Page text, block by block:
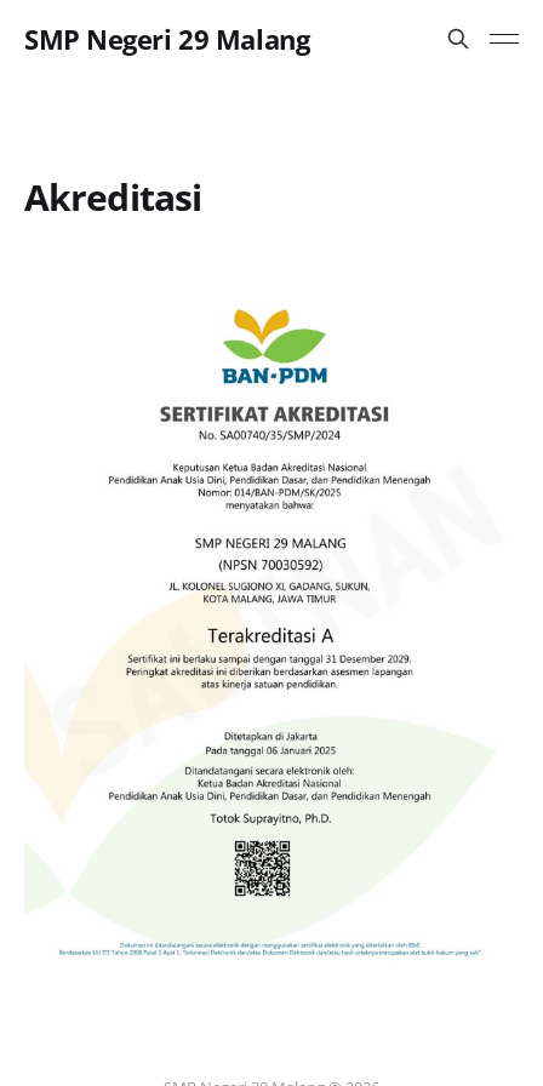
SMP Negeri 29 Malang
Akreditasi